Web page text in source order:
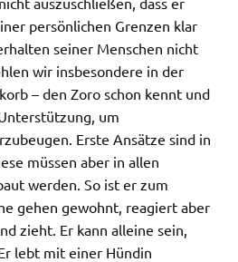
persönlichen Grenzen klar
seiner Menschen nicht
wir insbesondere in der
– den Zoro schon kennt und
um
Erste Ansätze sind in
müssen aber in allen
werden. So ist er zum
gehen gewohnt, reagiert aber
zieht. Er kann alleine sein,
lebt mit einer Hündin